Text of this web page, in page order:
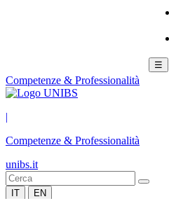
☰
Competenze & Professionalità
|
Competenze & Professionalità
unibs.it
IT EN